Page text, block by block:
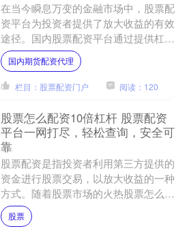
在当今瞬息万变的金融市场中，股票配
资平台为投资者提供了放大收益的有效
途径。国内股票配资平台通过提供杠杆
资金，帮助投资者以更少的本金撬动更
大的投资规模。 在选择股....
国内期货配资代理
栏目：股票配资门户 阅读：120
股票怎么配资10倍杠杆 股票配资
平台一网打尽，轻松查询，安全可
靠
股票配资是指投资者利用第三方提供的
资金进行股票交易，以放大收益的一种
方式。随着股票市场的火热股票怎么配
资10倍杠杆，股票配资平台也如雨后春
笋般涌现。 * **低....
股票